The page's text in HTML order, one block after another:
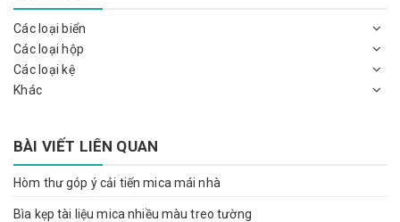
Các loại biển
Các loại hộp
Các loại kệ
Khác
BÀI VIẾT LIÊN QUAN
Hòm thư góp ý cải tiến mica mái nhà
Bìa kẹp tài liệu mica nhiều màu treo tường